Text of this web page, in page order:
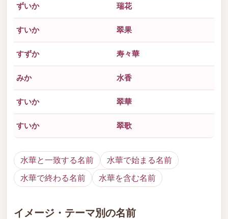
ずいか 瑞花
すいか 翠果
すずか 寿々華
みか 水香
すいか 翠華
すいか 翠歌
水華と一致する名前
水華で始まる名前
水華で終わる名前
水華を含む名前
イメージ・テーマ別の名前